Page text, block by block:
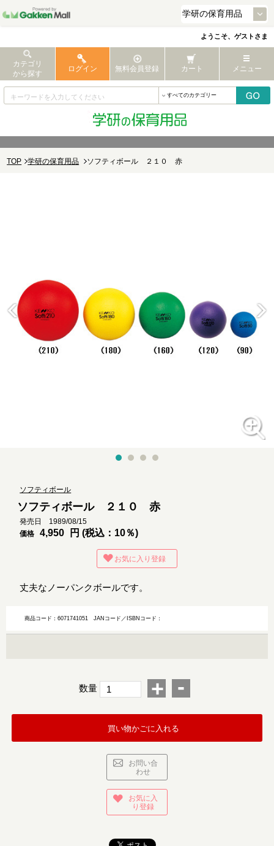
ようこそ、ゲストさま
カテゴリ
から探す
ログイン 無料会員登録 カート メニュー
TOP 学研の保育用品 ソフティボール ２１０ 赤
ソフティボール
ソフティボール ２１０ 赤
発売日 1989/08/15
価格
4,950 円 (税込：10％)
お気に入り登録
丈夫なノーパンクボールです。
商品コード：6071741051JANコード／ISBNコード：
数量 + -
買い物かごに入れる
お問い合
わせ
お気に入
り登録